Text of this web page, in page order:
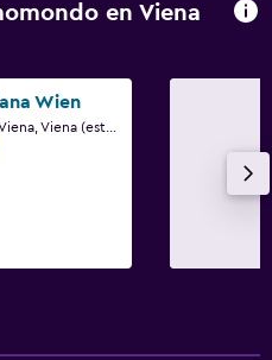
en Viena
Wien